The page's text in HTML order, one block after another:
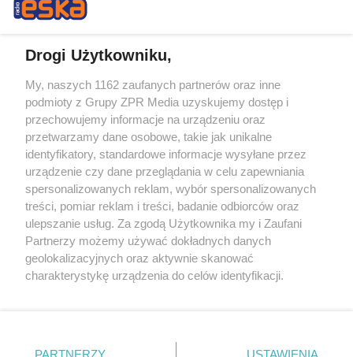
Żaden utwór zamieszczony w serwisie nie może być powielany i
rozpowszechniany lub dalej rozpowszechniany w jakikolwiek sposób (w
tym także elektroniczny lub mechaniczny) na jakimkolwiek polu
eksploatacji w jakiejkolwiek formie, włącznie z umieszczaniem w
Internecie bez pisemnej zgody właściciela praw. Jakiekolwiek użycie lub
wykorzystanie utworów w całości lub w części z naruszeniem prawa,
tzn. bez właściwej zgody, jest zabronione pod groźbą kary i może być
ścigane prawnie.
Drogi Użytkowniku,
My, naszych 1162 zaufanych partnerów oraz inne
podmioty z Grupy ZPR Media uzyskujemy dostęp i
przechowujemy informacje na urządzeniu oraz
przetwarzamy dane osobowe, takie jak unikalne
identyfikatory, standardowe informacje wysyłane przez
urządzenie czy dane przeglądania w celu zapewniania
spersonalizowanych reklam, wybór spersonalizowanych
treści, pomiar reklam i treści, badanie odbiorców oraz
ulepszanie usług. Za zgodą Użytkownika my i Zaufani
Partnerzy możemy używać dokładnych danych
geolokalizacyjnych oraz aktywnie skanować
charakterystykę urządzenia do celów identyfikacji.
zmienić/wycofać klikając przycisk ustawień prywatności
PARTNERZY USTAWIENIA